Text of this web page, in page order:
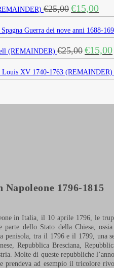
€25,00 Il
prezzo
originale
era:
€25,00.
€15,00
è:
Guerra dei nove anni 1688-
(REMAINDER) €25,00 Il
prezzo
originale
era:
€15,00
Louis XV 1740-1763 (REMAINDER)
1796-1815
in Italia, il 10 aprile 1796, le
parte dello Stato della Chiesa,
penisola, tra il 1796 e il 1799, una
Repubblica Bresciana,
Molte di queste repubbliche
prendeva ad esempio il tricolore